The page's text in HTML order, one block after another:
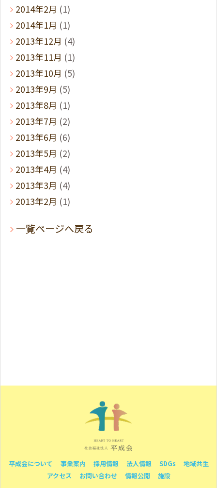
2014年2月 (1)
2014年1月 (1)
2013年12月 (4)
2013年11月 (1)
2013年10月 (5)
2013年9月 (5)
2013年8月 (1)
2013年7月 (2)
2013年6月 (6)
2013年5月 (2)
2013年4月 (4)
2013年3月 (4)
2013年2月 (1)
一覧ページへ戻る
平成会について 事業案内 採用情報 法人情報 SDGs
地域共生
アクセス
お問い合わせ 情報公開 施設